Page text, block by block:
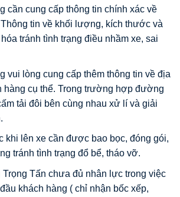
cần cung cấp thông tin chính xác về
tin về khối lượng, kích thước và
tránh tình trạng điều nhầm xe, sai
vui lòng cung cấp thêm thông tin về địa
hàng cụ thể. Trong trường hợp đường
tải đôi bên cùng nhau xử lí và giải
khi lên xe cần được bao bọc, đóng gói,
tránh tình trạng đổ bể, tháo vỡ.
Trọng Tấn chưa đủ nhân lực trong việc
khách hàng ( chỉ nhận bốc xếp,